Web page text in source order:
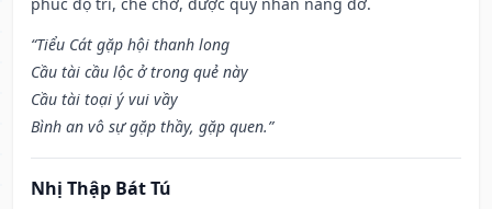
“Tiểu Cát gặp hội thanh long
Cầu tài cầu lộc ở trong quẻ này
Cầu tài toại ý vui vầy
Bình an vô sự gặp thầy, gặp quen.”
Nhị Thập Bát Tú